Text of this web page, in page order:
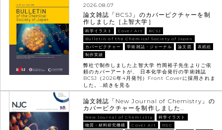
2026.08.07
論文雑誌「BCSJ」のカバーピクチャーを制
作しました［上智大学］
科学イラスト Cover Art
BCSJ
Bulletin of the Chemical Society of Japan
カバーピクチャー
学術雑誌・ジャーナル 論文図
表紙絵
制作実績
弊社で制作しました上智大学 竹岡裕子先生よりご依
頼のカバーアートが、 日本化学会発行の学術雑誌
BCSJ（2026年4月発刊）Front Coverに採用されま
した。…続きを見る
論文雑誌「New Journal of Chemistry」の
カバーピクチャーを制作しました…
New Journal of Chemistry
科学イラスト
物質・材料研究機構
Cover Art
RSC